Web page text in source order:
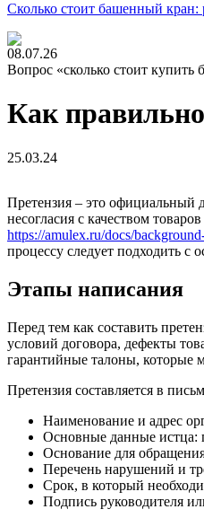
Сколько стоит башенный кран:
08.07.26
Вопрос «сколько стоит
Как
25.03.24
Претензия – это официальный
несогласия с качеством
https://amulex.ru/docs/
процессу следует подходить с
Этапы написания
Перед тем как составить
условий договора, дефекты
гарантийные талоны, которые
Претензия составляется в
Наименование и адрес
Основные данные истца:
Основание для
Перечень нарушений и
Срок, в который
Подпись руководителя